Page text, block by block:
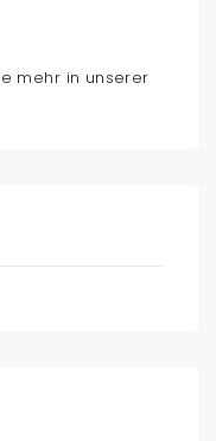
mehr in unserer